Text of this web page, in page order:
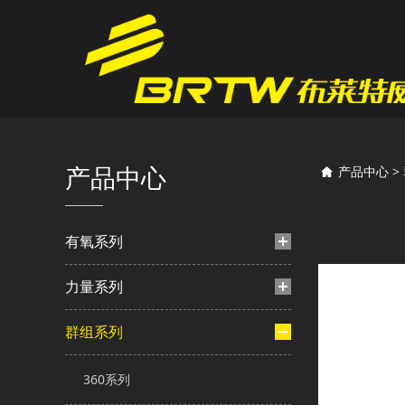
产品中心
有氧系列
力量系列
群组系列
360系列
产品中心 >